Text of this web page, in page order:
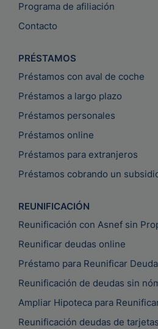
Programa de afiliación
Contacto
PRÉSTAMOS
Préstamos con aval de coche
Préstamos a largo plazo
Préstamos personales
Préstamos online
Préstamos para extranjeros
Préstamos cobrando un
REUNIFICACIÓN
Reunificación con Asnef sin
Reunificar deudas online
Préstamo para Reunificar
Reunificación de deudas sin
Ampliar Hipoteca para
Reunificación deudas de